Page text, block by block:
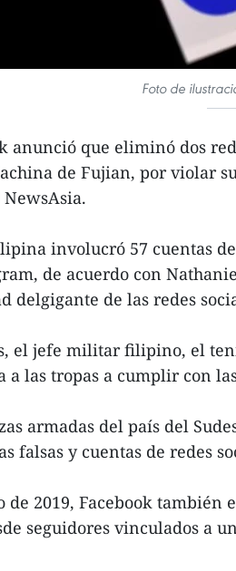
Foto de
anunció que eliminó dos
de Fujian, por violar
involucró 57 cuentas
de acuerdo con
delgigante de las redes
el jefe militar filipino, el
a las tropas a cumplir con
armadas del país del
falsas y cuentas de redes
de 2019, Facebook también
seguidores vinculados a